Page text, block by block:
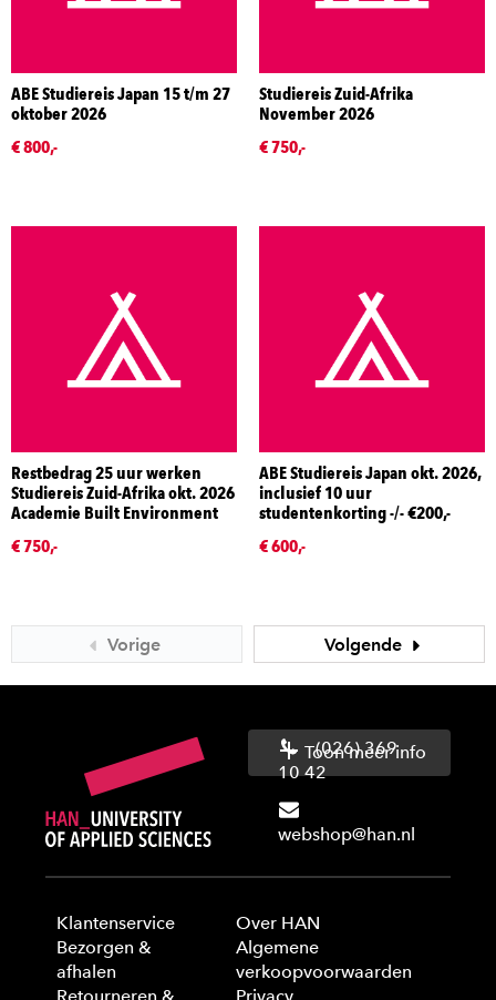
ABE Studiereis Japan 15 t/m 27
oktober 2026
€ 800,-
Studiereis Zuid-Afrika
November 2026
€ 750,-
Restbedrag 25 uur werken
Studiereis Zuid-Afrika okt. 2026
Academie Built Environment
€ 750,-
ABE Studiereis Japan okt. 2026,
inclusief 10 uur
studentenkorting -/- €200,-
€ 600,-
Vorige Volgende
(026) 369
10 42
webshop@han.nl
Toon meer info
Klantenservice
Bezorgen &
afhalen
Over HAN
Algemene
verkoopvoorwaarden